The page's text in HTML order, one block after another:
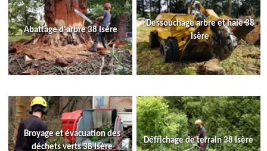
Abattage d'arbre 38 Isère
Dessouchage arbre et haie 38
Isère
Broyage et évacuation des
déchets verts 38 Isère
Défrichage de terrain 38 Isère